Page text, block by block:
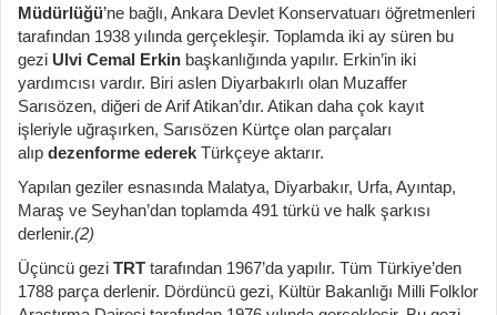
Müdürlüğü’ne bağlı, Ankara Devlet Konservatuarı öğretmenleri
tarafından 1938 yılında gerçekleşir. Toplamda iki ay süren bu
gezi Ulvi Cemal Erkin başkanlığında yapılır. Erkin’in iki
yardımcısı vardır. Biri aslen Diyarbakırlı olan Muzaffer
Sarısözen, diğeri de Arif Atikan’dır. Atikan daha çok kayıt
işleriyle uğraşırken, Sarısözen Kürtçe olan parçaları
alıp dezenforme ederek Türkçeye aktarır.
Yapılan geziler esnasında Malatya, Diyarbakır, Urfa, Ayıntap,
Maraş ve Seyhan’dan toplamda 491 türkü ve halk şarkısı
derlenir.(2)
Üçüncü gezi TRT tarafından 1967’da yapılır. Tüm Türkiye’den
1788 parça derlenir. Dördüncü gezi, Kültür Bakanlığı Milli Folklor